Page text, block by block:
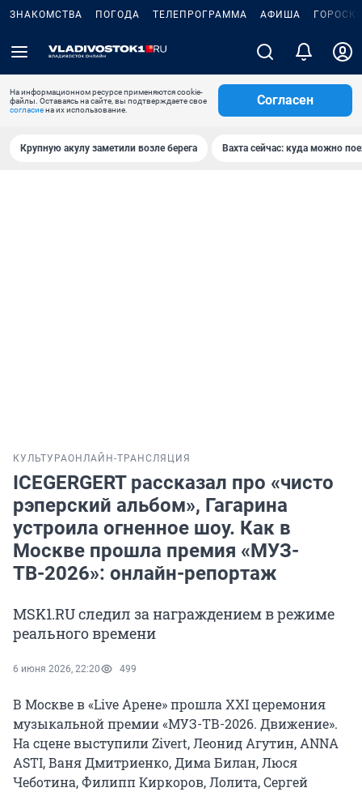
ЗНАКОМСТВА ПОГОДА ТЕЛЕПРОГРАММА АФИША
На информационном ресурсе применяются cookie-
файлы. Оставаясь на сайте, вы подтверждаете свое
согласиена их использование.
Согласен
Крупную акулу заметили возле берега Вахта сейчас: куда можно
КУЛЬТУРАОНЛАЙН-ТРАНСЛЯЦИЯ
ICEGERGERT рассказал про «чисто
рэперский альбом», Гагарина
устроила огненное шоу. Как в
Москве прошла премия «МУЗ-
ТВ-2026»: онлайн-репортаж
MSK1.RU следил за награждением в режиме
реального времени
6 июня 2026, 22:20 499
В Москве в «Live Арене» прошла ХXI церемония
музыкальной премии «МУЗ-ТВ-2026. Движение».
На сцене выступили Zivert, Леонид Агутин, ANNA
ASTI, Ваня Дмитриенко, Дима Билан, Люся
Чеботина, Филипп Киркоров, Лолита, Сергей